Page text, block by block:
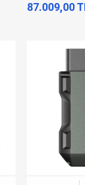
87.009,00